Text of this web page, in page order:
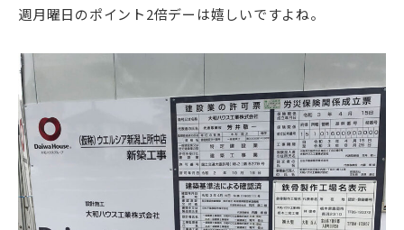
週月曜日のポイント2倍デーは嬉しいですよね。